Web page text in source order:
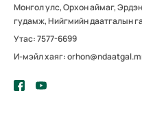
Монгол улс, Орхон аймаг,
гудамж, Нийгмийн даатгалын
Утас: 7577-6699
И-мэйл хаяг: